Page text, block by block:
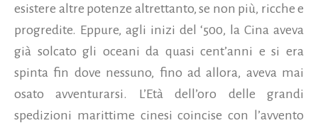
esistere altre potenze altrettanto, se non più, ricche e
progredite. Eppure, agli inizi del ‘500, la Cina aveva
già solcato gli oceani da quasi cent’anni e si era
spinta fin dove nessuno, fino ad allora, aveva mai
osato avventurarsi. L’Età dell’oro delle grandi
spedizioni marittime cinesi coincise con l’avvento